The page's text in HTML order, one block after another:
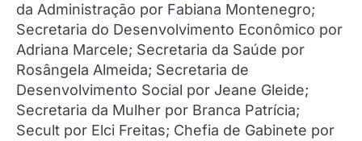
da Administração por Fabiana Montenegro;
Secretaria do Desenvolvimento Econômico por
Adriana Marcele; Secretaria da Saúde por
Rosângela Almeida; Secretaria de
Desenvolvimento Social por Jeane Gleide;
Secretaria da Mulher por Branca Patrícia;
Secult por Elci Freitas; Chefia de Gabinete por